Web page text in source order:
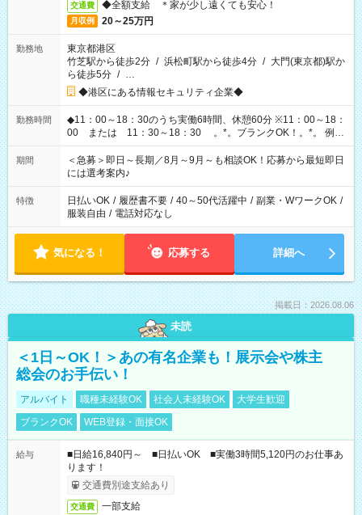
交通費 ◆全額支給 ＊家が少し遠くても安心！
月収例 20～25万円
勤務地
東京都港区
竹芝駅から徒歩2分 / 浜松町駅から徒歩4分 / 大門(東京都)駅か
ら徒歩5分 / …
◆港区にある情報セキュリティ企業◆
勤務時間
◆11：00～18：30のうち実働6時間、休憩60分 ※11：00～18：
00 または 11：30～18：30 。*。ブランクOK！。*。 例え
ば前職が、 在宅/財団法人/事務/コールセンター/受付/販売/カフェ
スタッフ スイーツ販売/ホテルフロント/化粧品販売/など 様々な
業界から入社して活躍されています♪
期間
＜急募＞即日～長期／8月～9月～も相談OK！応募から最短即日
には選考案内♪
特徴 日払いOK / 履歴書不要 / 40～50代活躍中 / 副業・WワークOK /
服装自由 / 電話対応なし
気になる！ 応募する 詳細へ
掲載日：2026.08.06
未読
＜1日～OK！＞あの有名企業も！展示会や株主
総会のお手伝い！
アルバイト 職種未経験OK 社会人未経験OK
大学生歓迎
ブランクOK
WEB登録・面接OK
給与
■日給16,840円～ ■日払いOK ■実働3時間5,120円のお仕事あ
ります！
交通費別途支給あり
交通費 一部支給